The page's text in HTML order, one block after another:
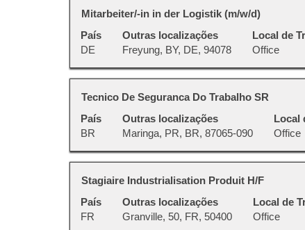
as
informações
dela.
de
espaço
pressionada
visualizar
as
informações
dela.
Título
Mitarbeiter/-in in der Logistik (m/w/d)
País
DE
Outras localizações
Freyung, BY, DE, 94078
Local de
Office
Selecione
vaga
com
a
de
espaço
pressionada
visualizar
as
informações
dela.
Título
Tecnico De Seguranca Do Trabalho SR
País
BR
Outras localizações
Maringa, PR, BR, 87065-090
Local
Office
Selecione
vaga
com
a
de
espaço
pressionada
Título
Stagiaire Industrialisation Produit H/F
País
FR
Outras localizações
Granville, 50, FR, 50400
Local de
Office
Selecione
vaga
com